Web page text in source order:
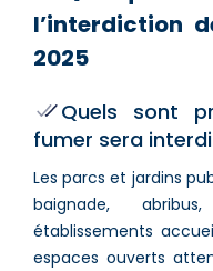
l’interdiction
2025
Quels sont
fumer sera
Les parcs et jardins
baignade,
établissements
espaces ouverts